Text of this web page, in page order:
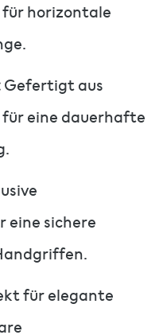
horizontale
Gefertigt aus
eine dauerhafte
eine sichere
für elegante